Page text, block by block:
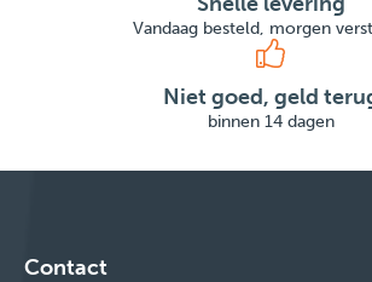
Vandaag besteld, morgen
Niet goed, geld
binnen 14 dagen
Contact